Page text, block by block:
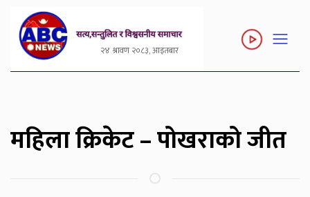
२४ श्रावण २०८३, आइतबार
महिला क्रिकेट – पोखराको जीत